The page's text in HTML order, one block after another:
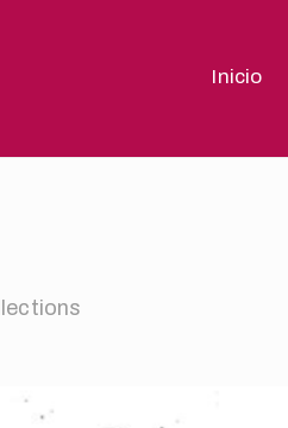
Inicio